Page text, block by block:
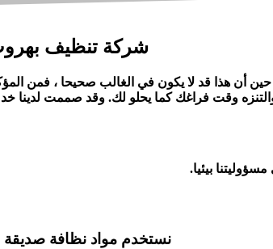
شركة تنظيف
أن هذا قد لا يكون في الغالب صحيحا ، فمن
وقت فراغك كما يحلو لك. وقد صممت لدينا
بيئيا.
نستخدم مواد نظافة صديقة